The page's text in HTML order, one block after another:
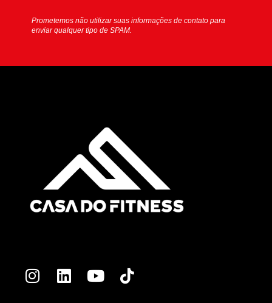
Prometemos não utilizar suas informações de contato para
enviar qualquer tipo de SPAM.
I L Y T
i